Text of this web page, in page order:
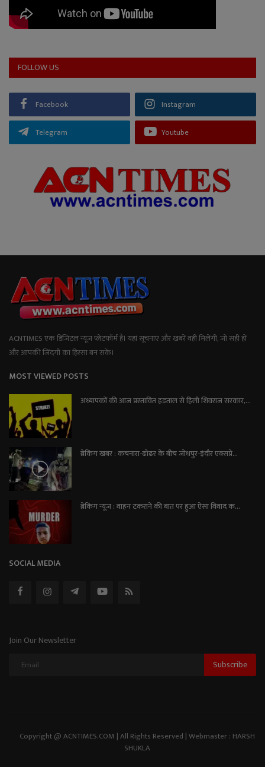
FOLLOW US
Facebook Instagram
Telegram Youtube
ACNTIMES एक डिजिटल न्यूज प्लेटफॉर्म है। यहां सूचनाएं और खबरें वही मिलेंगी, जो सही हों
और आपकी जिंदगी का हिस्सा बन सकें।
MOST VIEWED POSTS
अध्यापकों की आज प्रस्तावित हड़ताल से हिली शिवराज सरकार,...
ब्रेकिंग खबर : कचनारा-ढोढर के बीच जोधपुर-इंदौर एक्सप्रे...
ब्रेकिंग न्यूज़ : वाहन टकराने की बात पर हुआ ऐसा विवाद क...
SOCIAL MEDIA
Join Our Newsletter
Subscribe
Copyright @ ACNTIMES.COM | All Rights Reserved | Webmaster : HARSH
SHUKLA